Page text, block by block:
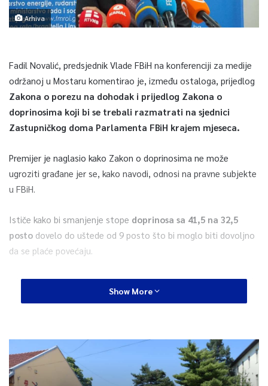
Arhiva
Fadil Novalić, predsjednik Vlade FBiH na konferenciji za medije
održanoj u Mostaru komentirao je, između ostaloga, prijedlog
Zakona o porezu na dohodak i prijedlog Zakona o
doprinosima koji bi se trebali razmatrati na sjednici
Zastupničkog doma Parlamenta FBiH krajem mjeseca.
Premijer je naglasio kako Zakon o doprinosima ne može
ugroziti građane jer se, kako navodi, odnosi na pravne subjekte
u FBiH.
Ističe kako bi smanjenje stope doprinosa sa 41,5 na 32,5
posto dovelo do uštede od 9 posto što bi moglo biti dovoljno
da se plaće povećaju.
– Imamo topli obrok, prijevoz i druge dodatke koji su sastavni
dio plaće, ali to je prouzročilo da imamo obveze na plaću.
izmijenila prije 7 godina, Hrvatska prije 15, Srbija prije 10. Na
određeni način smo zakasnili i trebamo usuglasiti svoje
metode s međunarodnim standardima koji ne poznaju ove
Show More